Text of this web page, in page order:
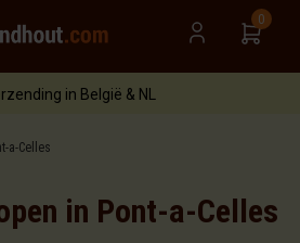
0
verzending in België & NL
a-Celles
in Pont-a-Celles